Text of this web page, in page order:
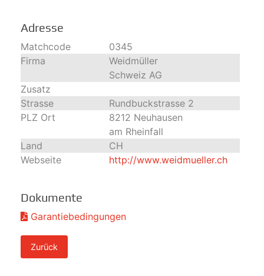
Adresse
Matchcode
0345
Firma
Weidmüller
Schweiz AG
Zusatz
Strasse
Rundbuckstrasse 2
PLZ Ort
8212 Neuhausen
am Rheinfall
Land
CH
Webseite
http://www.weidmueller.ch
Dokumente
Garantiebedingungen
Zurück